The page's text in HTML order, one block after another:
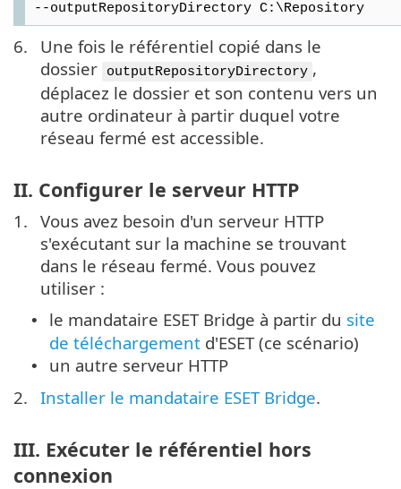
--outputRepositoryDirectory C:\Repository
6.
Une fois le référentiel copié dans le
dossier
outputRepositoryDirectory ,
déplacez le dossier et son contenu vers un
autre ordinateur à partir duquel votre
réseau fermé est accessible.
II. Configurer le serveur HTTP
1. Vous avez besoin d'un serveur HTTP
s'exécutant sur la machine se trouvant
dans le réseau fermé. Vous pouvez
utiliser :
• le mandataire ESET Bridge à partir du site
de téléchargement d'ESET (ce scénario)
•
un autre serveur HTTP
2. Installer le mandataire ESET Bridge.
III. Exécuter le référentiel hors
connexion